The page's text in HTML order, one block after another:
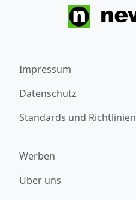
Impressum
Datenschutz
Standards und Richtlinien
Werben
Über uns